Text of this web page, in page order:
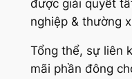
được giải quyết
nghiệp & thường
Tổng thể, sự liên
mãi phần đông